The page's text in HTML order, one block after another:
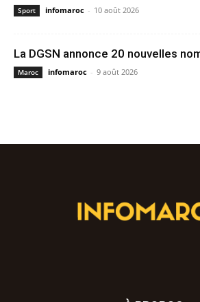
Sport infomaroc - 10 août 2026
La DGSN annonce 20 nouvelles
Maroc infomaroc - 9 août 2026